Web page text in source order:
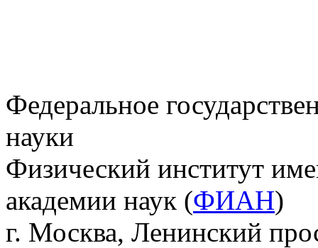
Федеральное
науки
Физический институт
академии наук (ФИАН)
г. Москва, Ленинский